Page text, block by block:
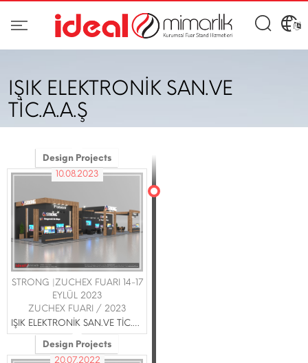
IŞIK ELEKTRONİK SAN.VE
TİC.A.A.Ş
Design Projects
10.08.2023
STRONG |ZUCHEX FUARI 14-17
EYLÜL 2023
ZUCHEX FUARI / 2023
IŞIK ELEKTRONİK SAN.VE TİC.A.A.Ş
Design Projects
20.07.2022